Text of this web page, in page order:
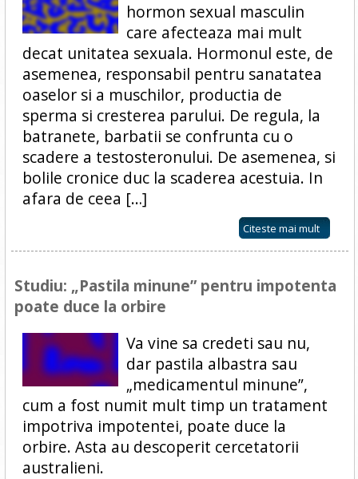
hormon sexual masculin
care afecteaza mai mult
decat unitatea sexuala. Hormonul este, de
asemenea, responsabil pentru sanatatea
oaselor si a muschilor, productia de
sperma si cresterea parului. De regula, la
batranete, barbatii se confrunta cu o
scadere a testosteronului. De asemenea, si
bolile cronice duc la scaderea acestuia. In
afara de ceea […]
Citeste mai mult
Studiu: „Pastila minune” pentru impotenta
poate duce la orbire
Va vine sa credeti sau nu,
dar pastila albastra sau
„medicamentul minune”,
cum a fost numit mult timp un tratament
impotriva impotentei, poate duce la
orbire. Asta au descoperit cercetatorii
australieni.